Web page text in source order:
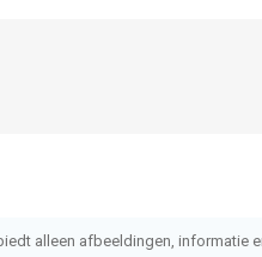
alleen afbeeldingen, informatie